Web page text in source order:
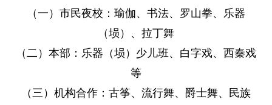
（一）市民夜校：瑜伽、书法、罗山拳、乐器
（埙）、拉丁舞
（二）本部：乐器（埙）少儿班、白字戏、西秦戏
等
（三）机构合作：古筝、流行舞、爵士舞、民族